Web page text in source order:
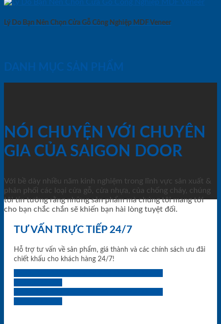
Lý Do Bạn Nên Chọn Cửa Gỗ Công Nghiệp MDF Veneer
DANH MỤC SẢN PHẨM
NÓI CHUYỆN VỚI CHUYÊN
GIA CỦA SAIGON DOOR
Với bề dày nhiều năm kinh nghiệm trong lĩnh vực sản xuất &
phân phối các loại cửa gỗ, cửa nhựa, của chống cháy, chúng
tôi tin tưởng rằng những sản phẩm mà chúng tôi mang tới
cho bạn chắc chắn sẽ khiến bạn hài lòng tuyệt đối.
TƯ VẤN TRỰC TIẾP 24/7
Hỗ trợ tư vấn về sản phẩm, giá thành và các chính sách ưu đãi
chiết khấu cho khách hàng 24/7!